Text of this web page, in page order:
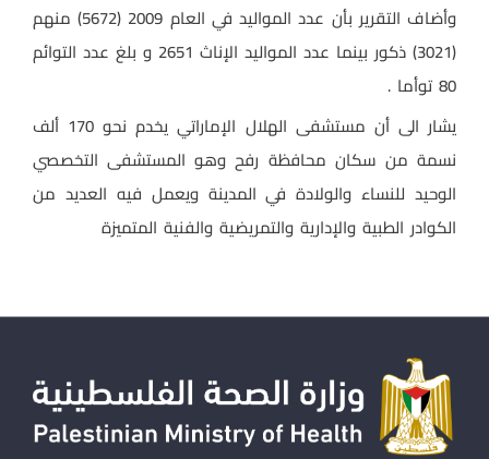
وأضاف التقرير بأن عدد المواليد في العام 2009 (5672) منهم
(3021) ذكور بينما عدد المواليد الإناث 2651 و بلغ عدد التوائم
80 توأما .
يشار الى أن مستشفى الهلال الإماراتي يخدم
نحو 170 ألف
نسمة من سكان محافظة رفح وهو المستشفى التخصصي
الوحيد للنساء والولادة في المدينة ويعمل فيه العديد من
الكوادر الطبية والإدارية والتمريضية والفنية المتميزة